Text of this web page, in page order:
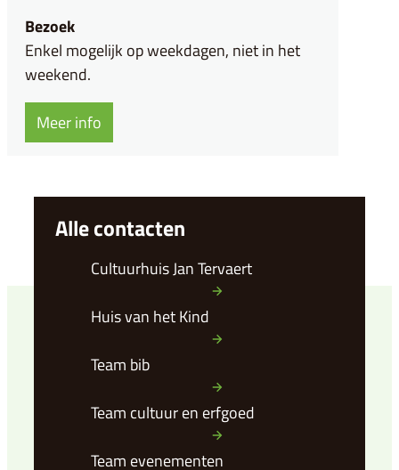
Bezoek
Enkel mogelijk op weekdagen, niet in het
weekend.
Meer info
Alle contacten
Cultuurhuis Jan Tervaert
Huis van het Kind
Team bib
Team cultuur en erfgoed
Team evenementen